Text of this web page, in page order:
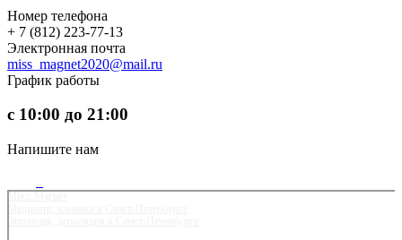
Номер телефона
+ 7 (812) 223-77-13
Электронная почта
miss_magnet2020@mail.ru
График работы
с 10:00 до 21:00
Напишите нам